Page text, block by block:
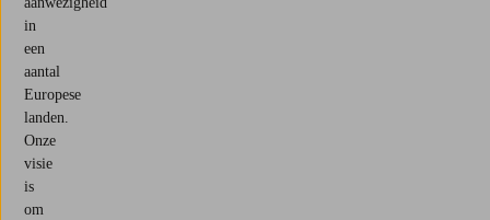
in
een
aantal
Europese
landen.
Onze
visie
is
om